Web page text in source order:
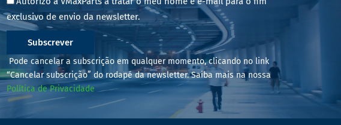
exclusivo de envio da newsletter.
Subscrever
Pode cancelar a subscrição em qualquer momento, clicando no link
“Cancelar subscrição” do rodapé da newsletter. Saiba mais na nossa
Política de Privacidade